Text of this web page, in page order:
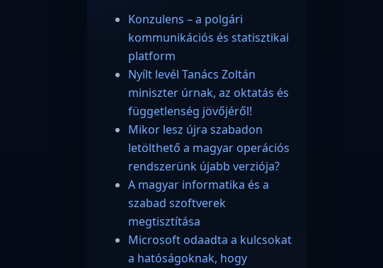
Konzulens – a polgári
kommunikációs és statisztikai
platform
Nyílt levél Tanács Zoltán
miniszter úrnak, az oktatás és
függetlenség jövőjéről!
Mikor lesz újra szabadon
letölthető a magyar operációs
rendszerünk újabb verziója?
A magyar informatika és a
szabad szoftverek
megtisztítása
Microsoft odaadta a kulcsokat
a hatóságoknak, hogy